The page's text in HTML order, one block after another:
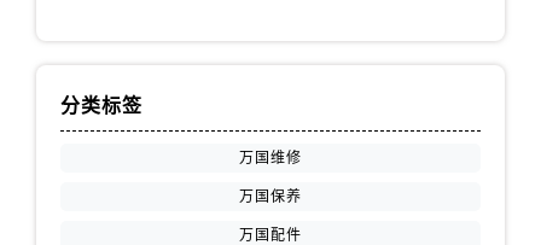
分类标签
万国维修
万国保养
万国配件